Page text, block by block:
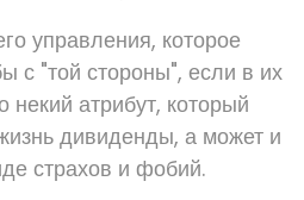
управления, которое
с "той стороны", если в их
некий атрибут, который
дивиденды, а может и
страхов и фобий.